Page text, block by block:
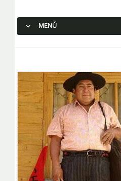
MENÚ